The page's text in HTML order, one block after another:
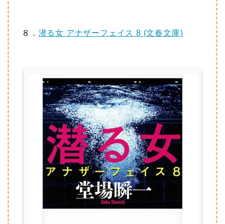
８． 潜る女 アナザーフェイス 8 (文春文庫)